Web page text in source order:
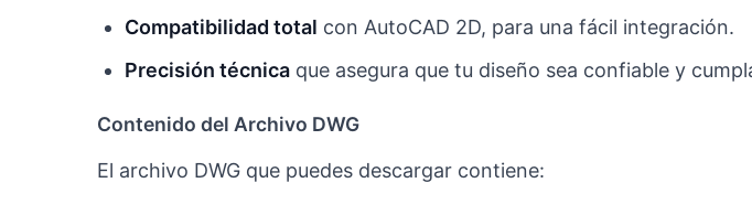
Compatibilidad total con AutoCAD 2D, para una fácil integración.
Precisión técnica que asegura que tu diseño sea confiable y
Contenido del Archivo DWG
El archivo DWG que puedes descargar contiene: